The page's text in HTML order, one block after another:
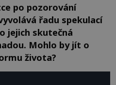
po pozorování
řadu spekulací
jejich skutečná
Mohlo by jít o
života?